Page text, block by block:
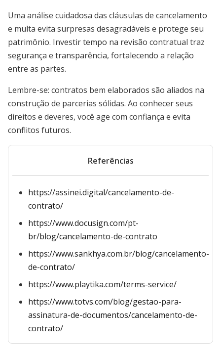
Uma análise cuidadosa das cláusulas de cancelamento
e multa evita surpresas desagradáveis e protege seu
patrimônio. Investir tempo na revisão contratual traz
segurança e transparência, fortalecendo a relação
entre as partes.
Lembre-se: contratos bem elaborados são aliados na
construção de parcerias sólidas. Ao conhecer seus
direitos e deveres, você age com confiança e evita
conflitos futuros.
Referências
https://assinei.digital/cancelamento-de-
contrato/
https://www.docusign.com/pt-
br/blog/cancelamento-de-contrato
https://www.sankhya.com.br/blog/cancelamento-
de-contrato/
https://www.playtika.com/terms-service/
https://www.totvs.com/blog/gestao-para-
assinatura-de-documentos/cancelamento-de-
contrato/